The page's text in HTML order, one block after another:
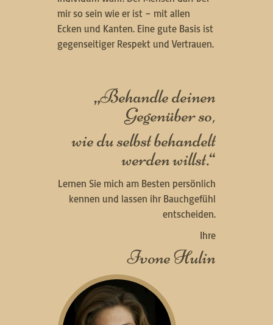
mir so sein wie er ist – mit allen
Ecken und Kanten. Eine gute Basis ist
gegenseitiger Respekt und Vertrauen.
„Behandle deinen
Gegenüber so,
wie du selbst behandelt
werden willst.“
Lernen Sie mich am Besten persönlich
kennen und lassen ihr Bauchgefühl
entscheiden.
Ihre
Ivone Hulin